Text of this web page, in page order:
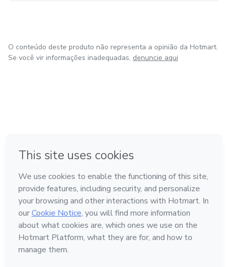
O conteúdo deste produto não representa a opinião da Hotmart.
Se você vir informações inadequadas, denuncie aqui
Feito com ❤ em Bogotá
Conheça a Hotmart
Idioma
Português